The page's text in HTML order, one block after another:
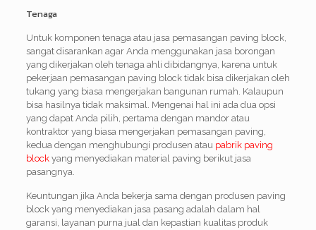
Tenaga
Untuk komponen tenaga atau jasa pemasangan paving block,
sangat disarankan agar Anda menggunakan jasa borongan
yang dikerjakan oleh tenaga ahli dibidangnya, karena untuk
pekerjaan pemasangan paving block tidak bisa dikerjakan oleh
tukang yang biasa mengerjakan bangunan rumah. Kalaupun
bisa hasilnya tidak maksimal. Mengenai hal ini ada dua opsi
yang dapat Anda pilih, pertama dengan mandor atau
kontraktor yang biasa mengerjakan pemasangan paving,
kedua dengan menghubungi produsen atau pabrik paving
blockyang menyediakan material paving berikut jasa
pasangnya.
Keuntungan jika Anda bekerja sama dengan produsen paving
block yang menyediakan jasa pasang adalah dalam hal
garansi, layanan purna jual dan kepastian kualitas produk